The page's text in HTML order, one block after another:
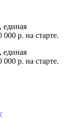
единая
р. на старте.
единая
р. на старте.